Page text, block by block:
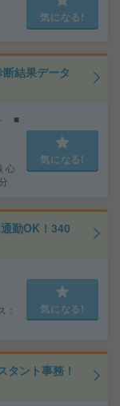
気になる!
結果データ
■
心
気になる!
勤OK！340
：
気になる!
タント事務！